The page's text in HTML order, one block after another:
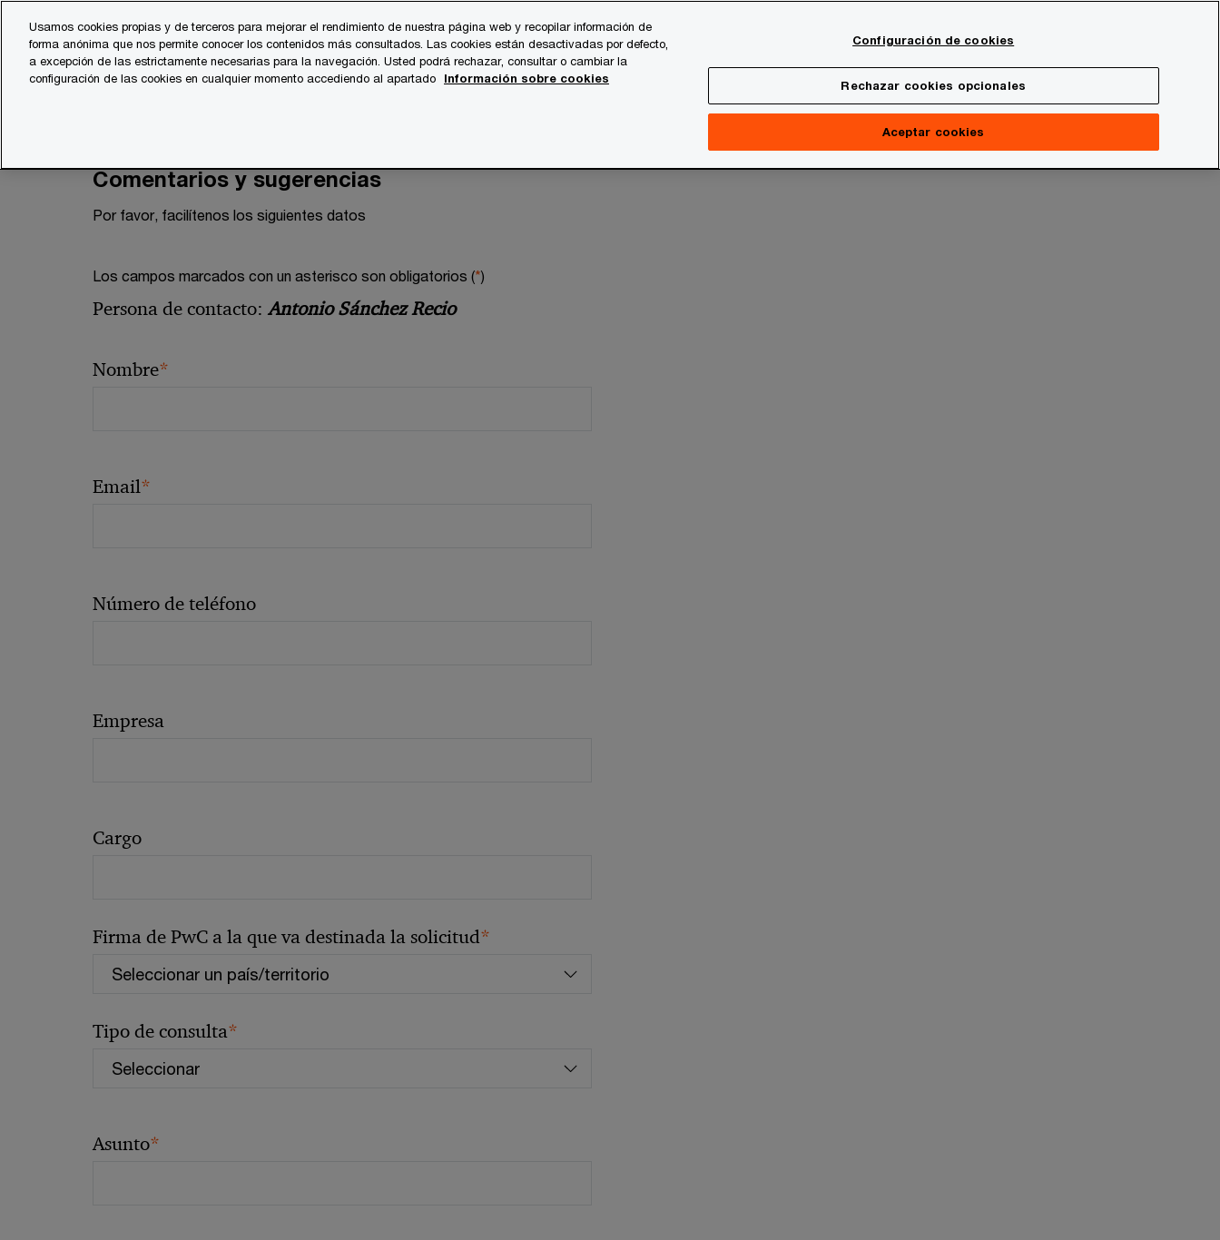
content
footer
Comentarios y sugerencias
Por favor, facilítenos los siguientes datos
Los campos marcados con un asterisco son obligatorios (*)
Persona de contacto: Antonio Sánchez Recio
Nombre*
Email*
Número de teléfono
Empresa
Cargo
Firma de PwC a la que va destinada la solicitud*
Tipo de consulta*
Asunto*
Usamos cookies propias y de terceros para mejorar el rendimiento de nuestra página web y recopilar información de
forma anónima que nos permite conocer los contenidos más consultados. Las cookies están desactivadas por defecto,
a excepción de las estrictamente necesarias para la navegación. Usted podrá rechazar, consultar o cambiar la
configuración de las cookies en cualquier momento accediendo al apartado
Información sobre cookies
Configuración de cookies
Rechazar cookies opcionales
Aceptar cookies